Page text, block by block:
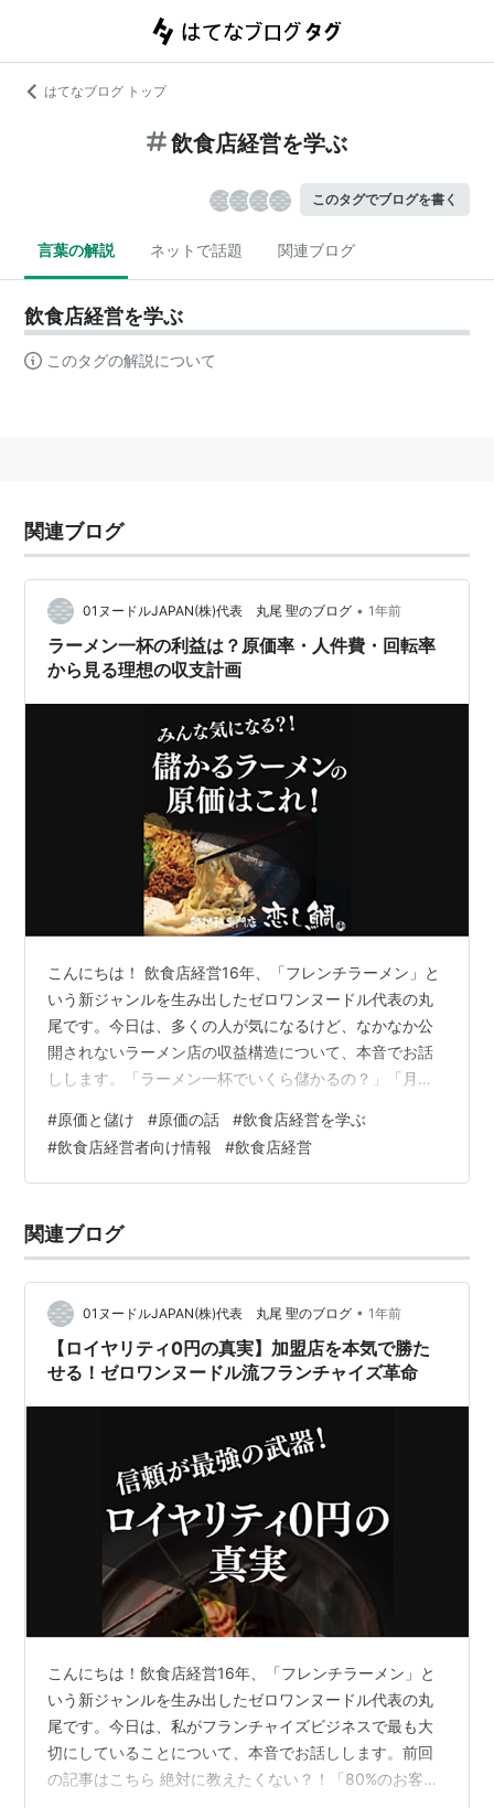
はてなブログ トップ
飲食店経営を学ぶ
このタグでブログを書く
言葉の解説 ネットで話題 関連ブログ
飲食店経営を学ぶ
このタグの解説について
関連ブログ
01ヌードルJAPAN(株)代表 丸尾 聖のブログ • 1年前
ラーメン一杯の利益は？原価率・人件費・回転率
から見る理想の収支計画
こんにちは！ 飲食店経営16年、「フレンチラーメン」と
いう新ジャンルを生み出したゼロワンヌードル代表の丸
尾です。今日は、多くの人が気になるけど、なかなか公
開されないラーメン店の収益構造について、本音でお話
しします。「ラーメン一杯でいくら儲かるの？」「月商
こんな疑問、持っていませんか？今回はこれらの質問
に、具体的な数字を交えながらお答えしていきます。 店
舗運営に興味があるならこちらの２つの記事も要チェッ
と具体的対策を16年の飲食店経営者が解説・初心者がラ
ーメン屋をフランチャイズで開業するための基…
#原価と儲け #原価の話 #飲食店経営を学ぶ
#飲食店経営者向け情報 #飲食店経営
関連ブログ
01ヌードルJAPAN(株)代表 丸尾 聖のブログ • 1年前
【ロイヤリティ0円の真実】加盟店を本気で勝た
せる！ゼロワンヌードル流フランチャイズ革命
こんにちは！飲食店経営16年、「フレンチラーメン」と
いう新ジャンルを生み出したゼロワンヌードル代表の丸
尾です。今日は、私がフランチャイズビジネスで最も大
切にしていることについて、本音でお話しします。前回
の記事はこちら 絶対に教えたくない？！「80%のお客様